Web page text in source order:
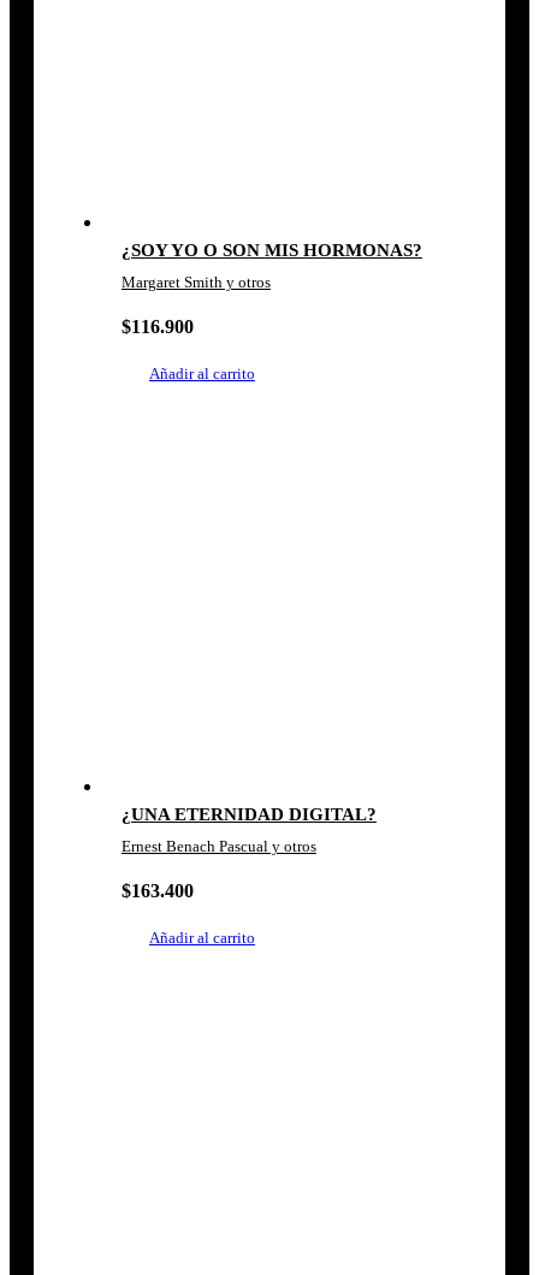
¿SOY YO O SON MIS HORMONAS?
Margaret Smith y otros
$116.900
Añadir al carrito
¿UNA ETERNIDAD DIGITAL?
Ernest Benach Pascual y otros
$163.400
Añadir al carrito